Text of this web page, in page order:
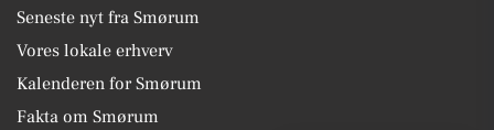
Seneste nyt fra Smørum
Vores lokale erhverv
Kalenderen for Smørum
Fakta om Smørum